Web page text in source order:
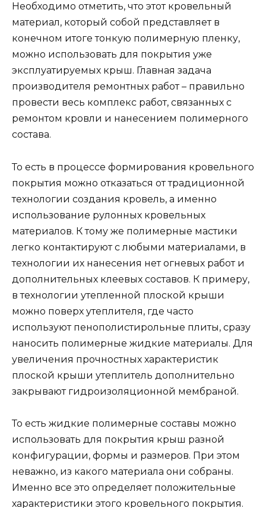
Необходимо отметить, что этот кровельный
материал, который собой представляет в
конечном итоге тонкую полимерную пленку,
можно использовать для покрытия уже
эксплуатируемых крыш. Главная задача
производителя ремонтных работ – правильно
провести весь комплекс работ, связанных с
ремонтом кровли и нанесением полимерного
состава.
То есть в процессе формирования кровельного
покрытия можно отказаться от традиционной
технологии создания кровель, а именно
использование рулонных кровельных
материалов. К тому же полимерные мастики
легко контактируют с любыми материалами, в
технологии их нанесения нет огневых работ и
дополнительных клеевых составов. К примеру,
в технологии утепленной плоской крыши
можно поверх утеплителя, где часто
используют пенополистирольные плиты, сразу
наносить полимерные жидкие материалы. Для
увеличения прочностных характеристик
плоской крыши утеплитель дополнительно
закрывают гидроизоляционной мембраной.
То есть жидкие полимерные составы можно
использовать для покрытия крыш разной
конфигурации, формы и размеров. При этом
неважно, из какого материала они собраны.
Именно все это определяет положительные
характеристики этого кровельного покрытия.